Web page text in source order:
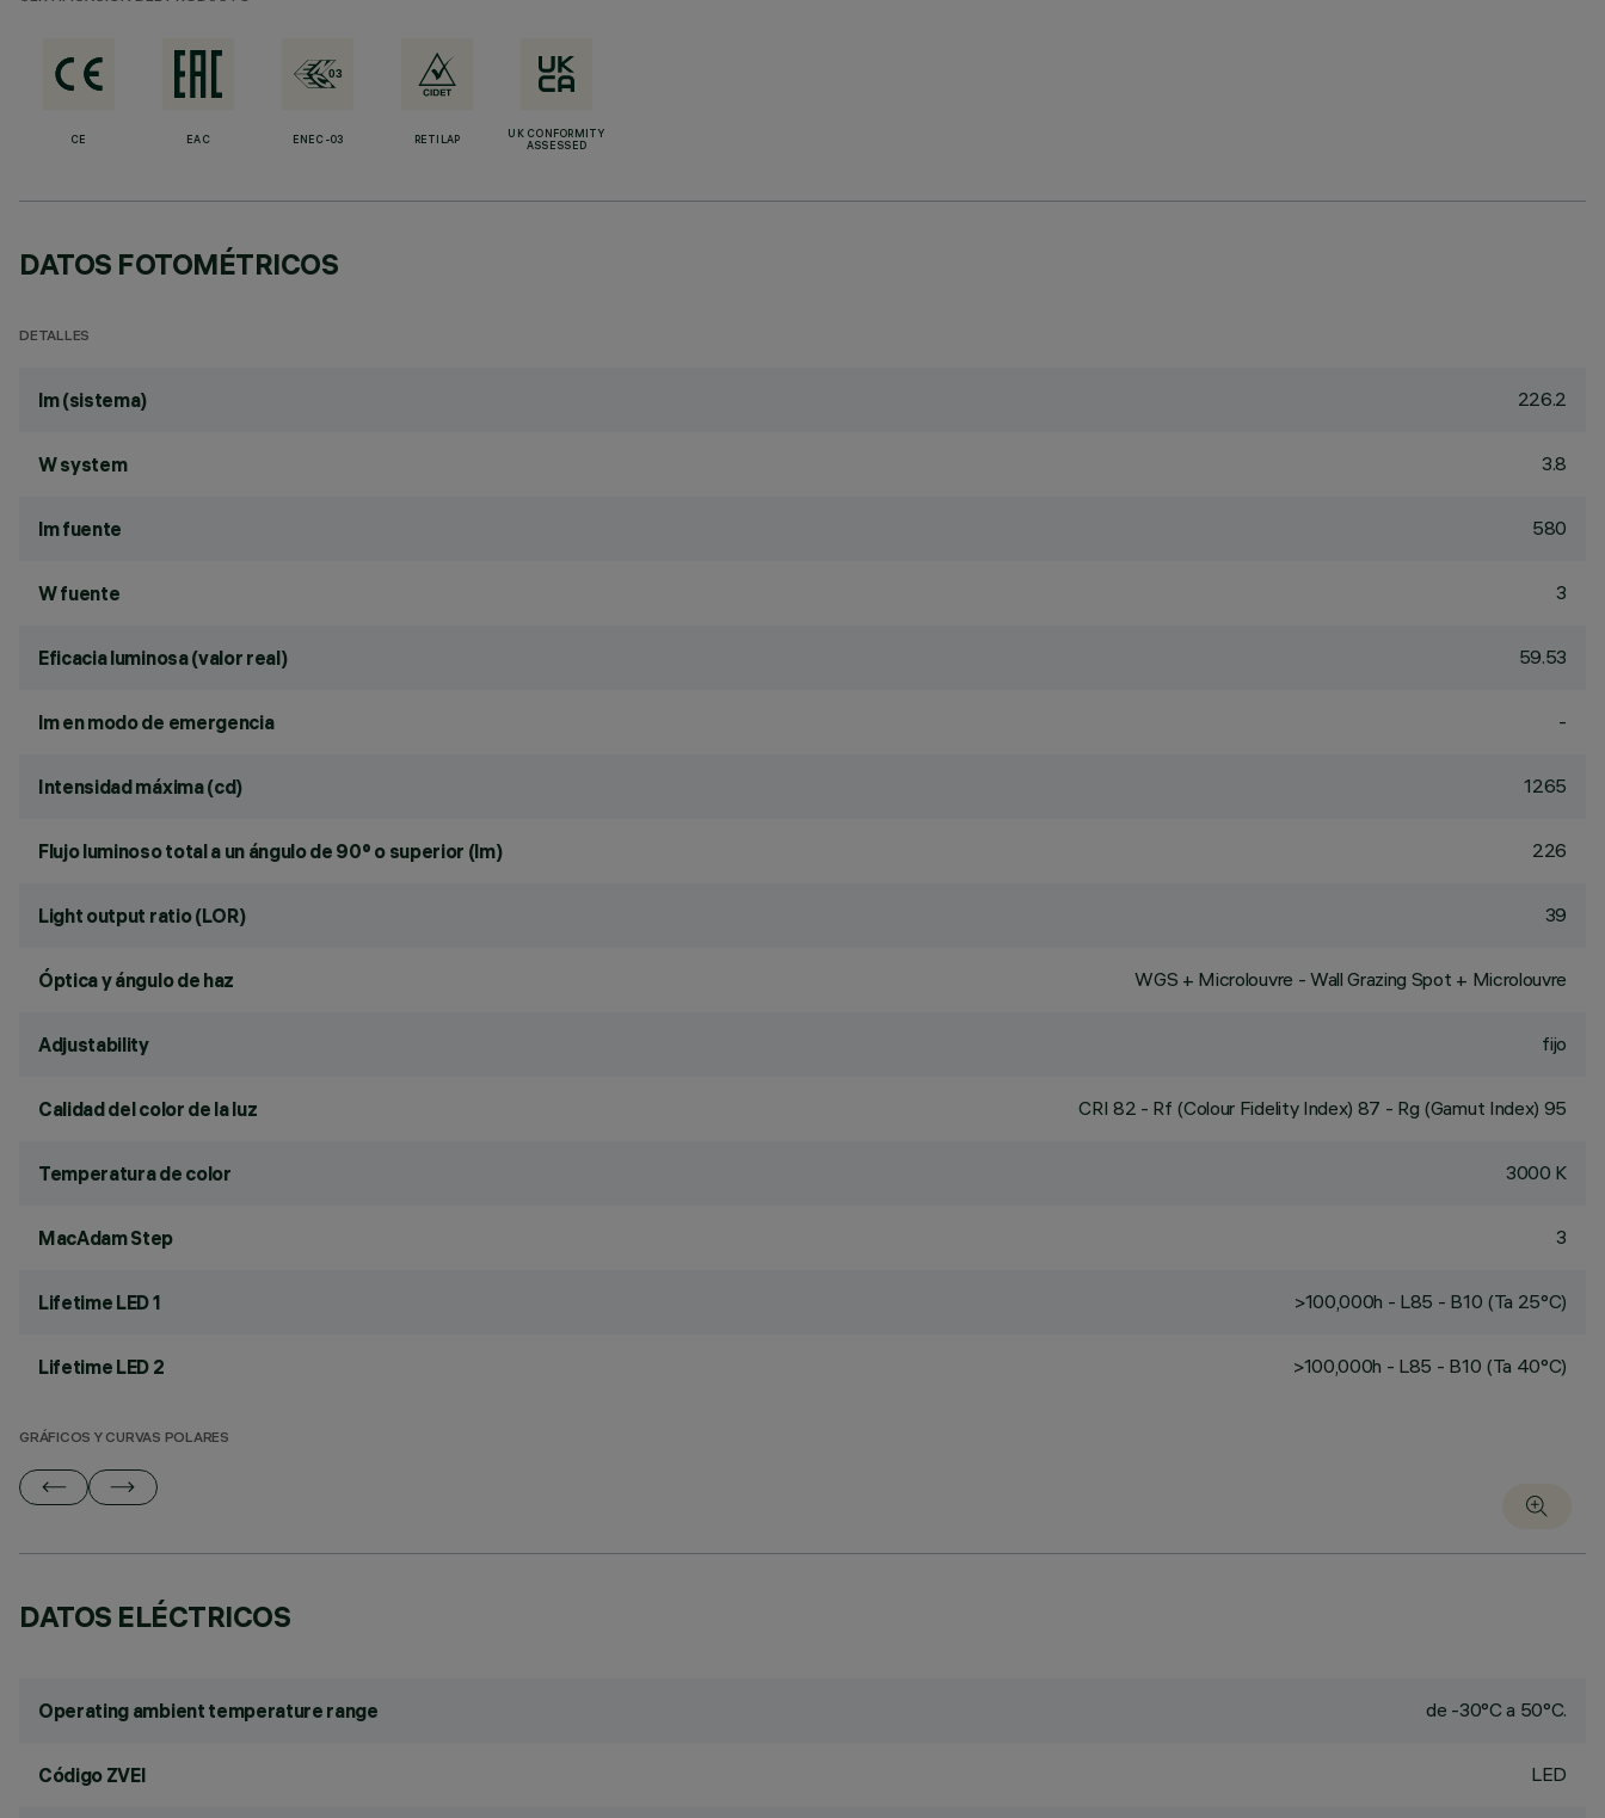
CE EAC ENEC-03 RETILAP
UK CONFORMITY
ASSESSED
DATOS FOTOMÉTRICOS
DETALLES
lm (sistema) 226.2
W system 3.8
lm fuente 580
W fuente 3
Eficacia luminosa (valor real) 59.53
lm en modo de emergencia -
Intensidad máxima (cd) 1265
Flujo luminoso total a un ángulo de 90° o superior (lm) 226
Light output ratio (LOR) 39
Óptica y ángulo de haz WGS + Microlouvre - Wall Grazing Spot + Microlouvre
Adjustability fijo
Calidad del color de la luz CRI 82 - Rf (Colour Fidelity Index) 87 - Rg (Gamut Index) 95
Temperatura de color 3000 K
MacAdam Step 3
Lifetime LED 1 >100,000h - L85 - B10 (Ta 25°C)
Lifetime LED 2 >100,000h - L85 - B10 (Ta 40°C)
GRÁFICOS Y CURVAS POLARES
DATOS ELÉCTRICOS
Operating ambient temperature range de -30°C a 50°C.
Código ZVEI LED